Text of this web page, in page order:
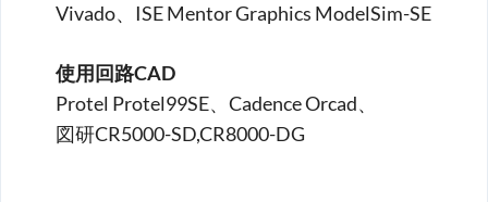
Vivado、ISE Mentor Graphics ModelSim-SE
使用回路CAD
Protel Protel99SE、Cadence Orcad、
図研CR5000-SD,CR8000-DG